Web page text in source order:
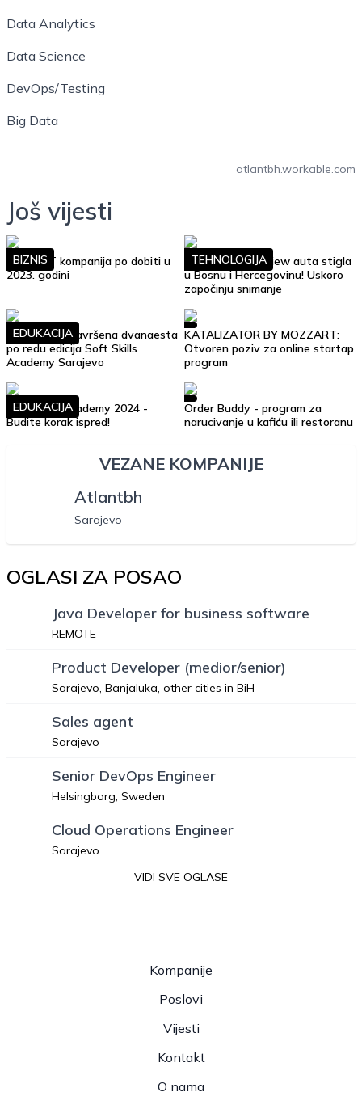
Data Analytics
Data Science
DevOps/Testing
Big Data
atlantbh.workable.com
Još vijesti
Top 10 IT kompanija po dobiti u
2023. godini
BIZNIS
Google Street View auta stigla
u Bosnu i Hercegovinu! Uskoro
započinju snimanje
TEHNOLOGIJA
Uspješno je završena dvanaesta
po redu edicija Soft Skills
Academy Sarajevo
EDUKACIJA
KATALIZATOR BY MOZZART:
Otvoren poziv za online startap
program
Soft Skills Academy 2024 -
Budite korak ispred!
EDUKACIJA
Order Buddy - program za
narucivanje u kafiću ili restoranu
VEZANE KOMPANIJE
Atlantbh
Sarajevo
OGLASI ZA POSAO
Java Developer for business software
REMOTE
Product Developer (medior/senior)
Sarajevo, Banjaluka, other cities in BiH
Sales agent
Sarajevo
Senior DevOps Engineer
Helsingborg, Sweden
Cloud Operations Engineer
Sarajevo
VIDI SVE OGLASE
Kompanije
Poslovi
Vijesti
Kontakt
O nama